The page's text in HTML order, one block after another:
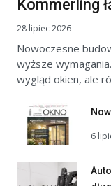
Kömmerling
28 lipiec 2026
Nowoczesne
wyższe
wygląd okien, ale
6